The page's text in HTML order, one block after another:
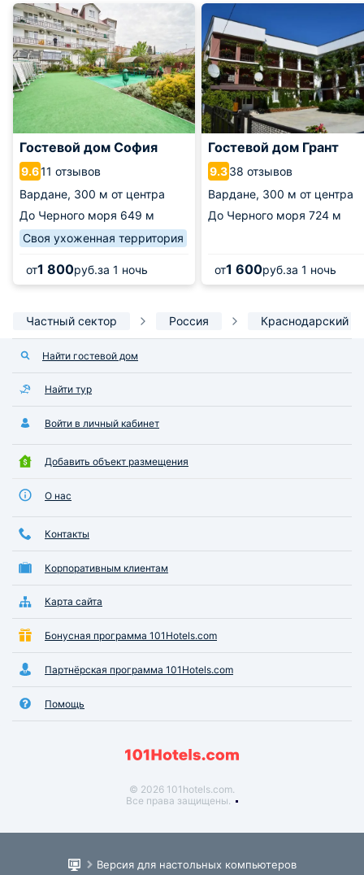
Гостевой дом София
9.611 отзывов
Вардане, 300 м от центра
До Черного моря 649 м
Своя ухоженная территория
от1 800руб.за 1 ночь
Гостевой дом Грант
9.338 отзывов
Вардане, 300 м от центра
До Черного моря 724 м
от1 600руб.за 1 ночь
Частный сектор Россия Краснодарский
Найти гостевой дом
Найти тур
Войти в личный кабинет
Добавить объект размещения
О нас
Контакты
Корпоративным клиентам
Карта сайта
Бонусная программа 101Hotels.com
Партнёрская программа 101Hotels.com
Помощь
© 2026 101hotels.com.
Все права защищены.
Версия для настольных компьютеров